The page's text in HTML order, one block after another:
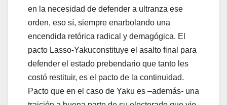
en la necesidad de defender a ultranza ese
orden, eso sí, siempre enarbolando una
encendida retórica radical y demagógica. El
pacto Lasso-Yakuconstituye el asalto final para
defender el estado prebendario que tanto les
costó restituir, es el pacto de la continuidad.
Pacto que en el caso de Yaku es –además- una